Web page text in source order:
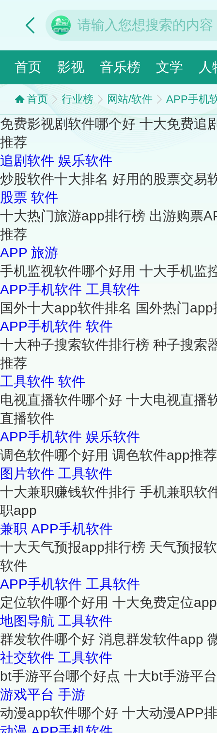
首页 影视 音乐榜 文学 人
首页 行业榜 网站/软件 APP手机
免费影视剧软件哪个好 十大免费追
推荐
追剧软件 娱乐软件
炒股软件十大排名 好用的股票交易
股票 软件
十大热门旅游app排行榜 出游购票
推荐
APP 旅游
手机监视软件哪个好用 十大手机监
APP手机软件 工具软件
国外十大app软件排名 国外热门
APP手机软件 软件
十大种子搜索软件排行榜 种子搜索
推荐
工具软件 软件
电视直播软件哪个好 十大电视直播
直播软件
APP手机软件 娱乐软件
调色软件哪个好用 调色软件app推
图片软件 工具软件
十大兼职赚钱软件排行 手机兼职软
职app
兼职 APP手机软件
十大天气预报app排行榜 天气预报
软件
APP手机软件 工具软件
定位软件哪个好用 十大免费定位
地图导航 工具软件
群发软件哪个好 消息群发软件app
社交软件 工具软件
bt手游平台哪个好点 十大bt手游平
游戏平台 手游
动漫app软件哪个好 十大动漫APP